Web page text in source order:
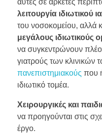
λειτουργία ιδιωτικού
του νοσοκομείου, αλλά
μεγάλους ιδιωτικούς
να συγκεντρώνουν
γιατρούς των κλινικών
πανεπιστημιακούς που
ιδιωτικό τομέα.
Χειρουργικές και
να προηγούνται στις
έργο.